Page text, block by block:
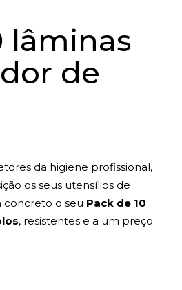
lâminas
de
da higiene profissional,
os seus utensílios de
o seu Pack de 10
, resistentes e a um preço